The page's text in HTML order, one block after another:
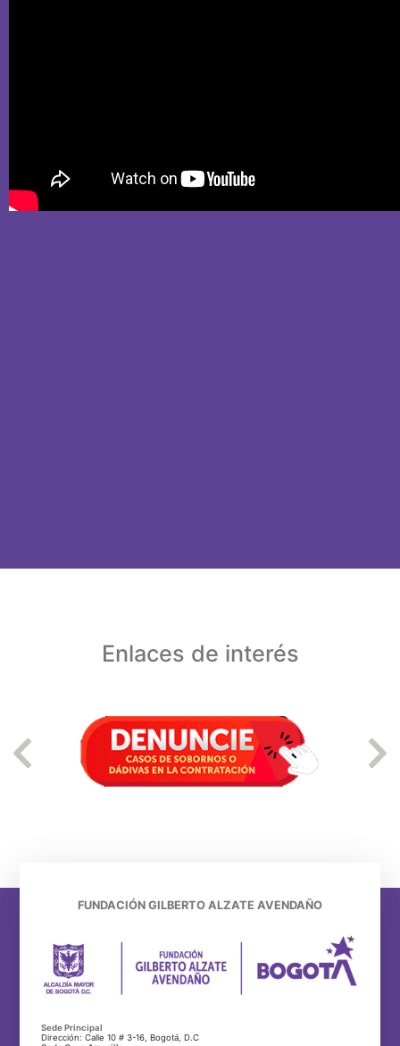
Enlaces de interés
FUNDACIÓN GILBERTO ALZATE AVENDAÑO
Sede Principal
Dirección: Calle 10 # 3-16, Bogotá, D.C